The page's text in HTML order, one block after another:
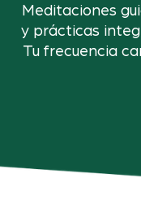
Meditaciones
y prácticas
Tu frecuencia